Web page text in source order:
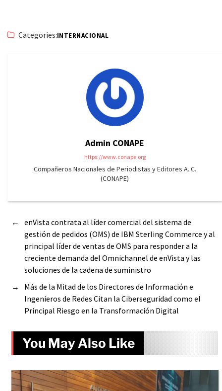
Categories:INTERNACIONAL
Admin CONAPE
https://www.conape.org
Compañeros Nacionales de Periodistas y Editores A. C.
(CONAPE)
←
enVista contrata al líder comercial del sistema de
gestión de pedidos (OMS) de IBM Sterling Commerce y al
principal líder de ventas de OMS para responder a la
creciente demanda del Omnichannel de enVista y las
soluciones de la cadena de suministro
→
Más de la Mitad de los Directores de Información e
Ingenieros de Redes Citan la Ciberseguridad como el
Principal Riesgo en la Transformación Digital
You May Also Like